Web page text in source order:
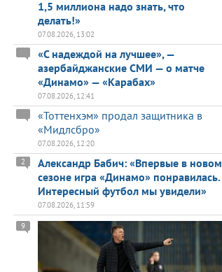
1,5 миллиона надо знать, что
делать!»
07.08.2026, 13:02
«С надеждой на лучшее», —
азербайджанские СМИ — о матче
«Динамо» — «Карабах»
07.08.2026, 12:41
«Тоттенхэм» продал защитника в
«Мидлсбро»
07.08.2026, 12:20
Александр Бабич: «Впервые в новом
сезоне игра «Динамо» понравилась.
Интересный футбол мы увидели»
2
07.08.2026, 11:59
9